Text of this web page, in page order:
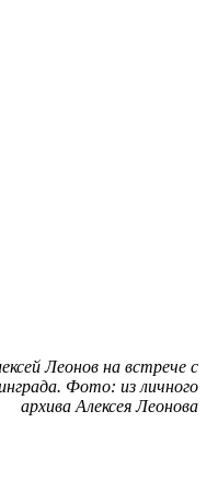
Леонов на встрече с
Фото: из личного
архива Алексея Леонова